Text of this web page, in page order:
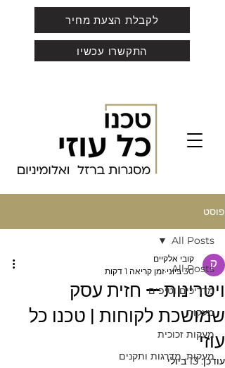
לקבלת הצעת מחיר
התקשרו עכשיו
פוסט
All Posts
מדריכים וטיפים
מעקות
מעקות זכוכית
מעקות, מדרגות ותקנים
All Posts
ויטרינות — חזית עסק
שמושכת לקוחות | טכנו כל
עוזי
קובי אלקיים
30 ביוני
זמן קריאה 1 דקות
עודכן:13 ביולי